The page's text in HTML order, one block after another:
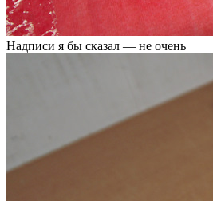
Надписи я бы сказал — не очень